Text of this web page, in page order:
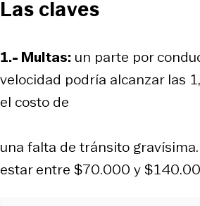
Las claves
1.- Multas: un parte por
velocidad podría alcanzar las
el costo de
una falta de tránsito
estar entre $70.000 y